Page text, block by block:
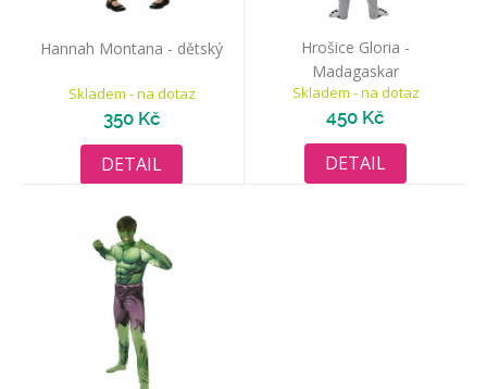
Hannah Montana - dětský
Skladem - na dotaz
350 Kč
DETAIL
Hrošice Gloria -
Madagaskar
Skladem - na dotaz
450 Kč
DETAIL